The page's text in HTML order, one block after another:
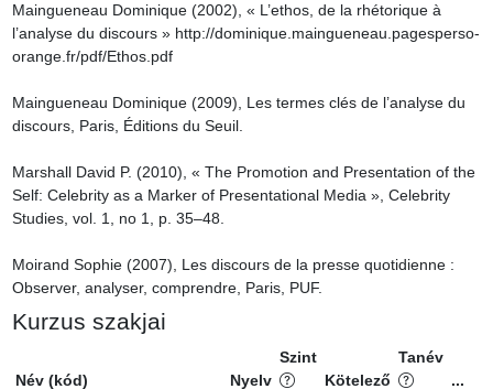
Maingueneau Dominique (2002), « L’ethos, de la rhétorique à
l’analyse du discours » http://dominique.maingueneau.pagesperso-
orange.fr/pdf/Ethos.pdf
Maingueneau Dominique (2009), Les termes clés de l’analyse du
discours, Paris, Éditions du Seuil.
Marshall David P. (2010), « The Promotion and Presentation of the
Self: Celebrity as a Marker of Presentational Media », Celebrity
Studies, vol. 1, no 1, p. 35–48.
Moirand Sophie (2007), Les discours de la presse quotidienne :
Observer, analyser, comprendre, Paris, PUF.
Kurzus szakjai
Név (kód) Nyelv
Szint
Kötelező
Tanév
...